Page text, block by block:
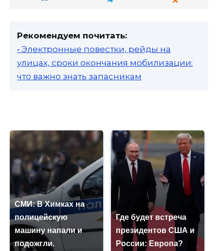
Рекомендуем почитать:
• Электронные повестки, рейды на
улицах, сроки окончания мобилизации:
что важно знать запасникам
СМИ: В Химках на
полицейскую
машину напали и
подожгли.
Где будет встреча
президентов США и
России: Европа?